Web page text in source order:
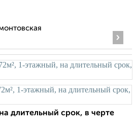
›
длительный срок, в черте